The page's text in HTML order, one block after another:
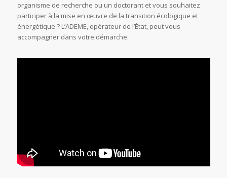
organisme de recherche ou un doctorant et vous souhaitez
participer à la mise en œuvre de la transition écologique et
énergétique ? L’ADEME, opérateur de l’État, peut vous
accompagner dans votre démarche.